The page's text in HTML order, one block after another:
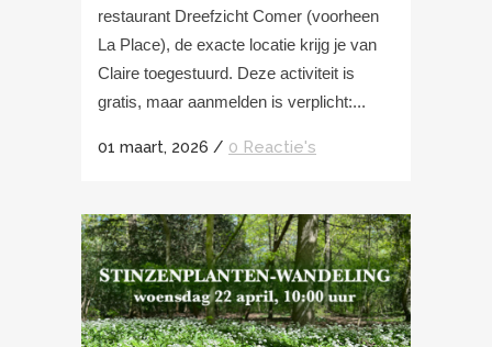
restaurant Dreefzicht Comer (voorheen
La Place), de exacte locatie krijg je van
Claire toegestuurd. Deze activiteit is
gratis, maar aanmelden is verplicht:...
01 maart, 2026 / 0 Reactie's